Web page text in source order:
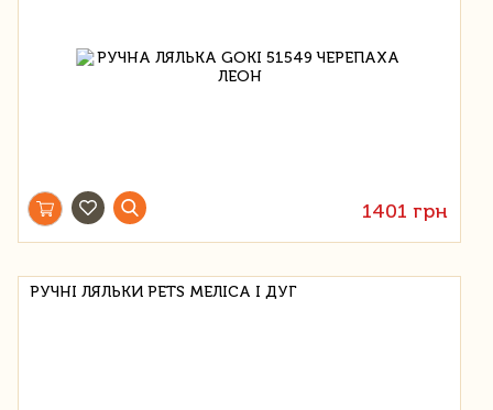
1401 грн
РУЧНІ ЛЯЛЬКИ PETS МЕЛІСА І ДУГ